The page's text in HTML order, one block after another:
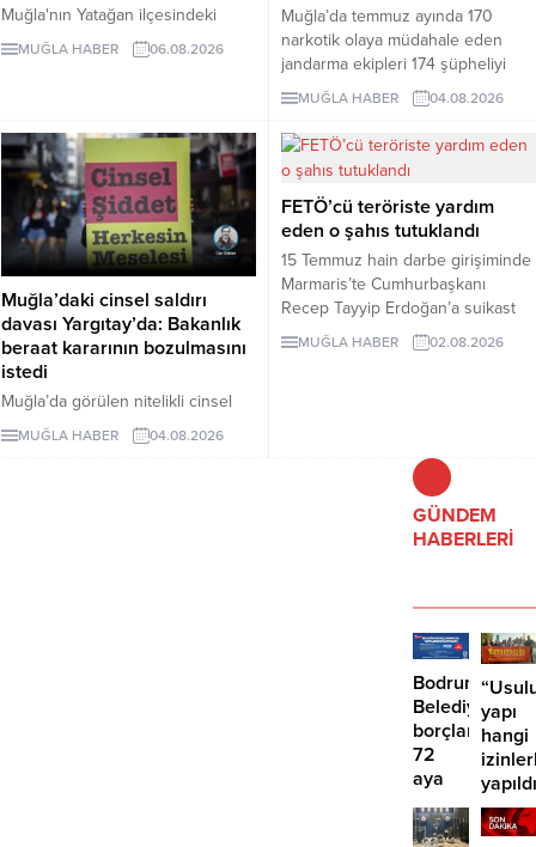
Muğla'nın Yatağan ilçesindeki
mermer ocağının kapasitesinin üç
kat artırılması için hazırlanan ÇED
ortaya koydu. Yerleşim alanlarına
110 metre mesafedeki projeyle
üretim 350 bin metreküpe
çıkarılırken, 5.5 milyon metreküp
maden atığı oluşması ve koruma
altındaki kuş türlerinin yaşam
alanının etkilenmesi öngörülüyor.
MUĞLA HABER 06.08.2026
Muğla’da temmuz ayında 170
narkotik olaya müdahale eden
jandarma ekipleri 174 şüpheliyi
yakaladı. Şüphelilerden 33’ü
MUĞLA HABER 04.08.2026
Muğla’daki cinsel saldırı
davası Yargıtay’da: Bakanlık
beraat kararının bozulmasını
istedi
Muğla’da görülen nitelikli cinsel
saldırı davasında verilen beraat
kararı Yargıtay’a taşındı. Aile ve
MUĞLA HABER 04.08.2026
FETÖ’cü teröriste yardım
eden o şahıs tutuklandı
15 Temmuz hain darbe girişiminde
Marmaris’te Cumhurbaşkanı
Recep Tayyip Erdoğan’a suikast
girişiminde bulunan teröristler
arasında yer alan ve
tutuklanarak cezaevine gönderildi.
MUĞLA HABER 02.08.2026
GÜNDEM
HABERLERİ
Bodrum
borçlara
72
aya
kadar
taksit
yapı
hangi